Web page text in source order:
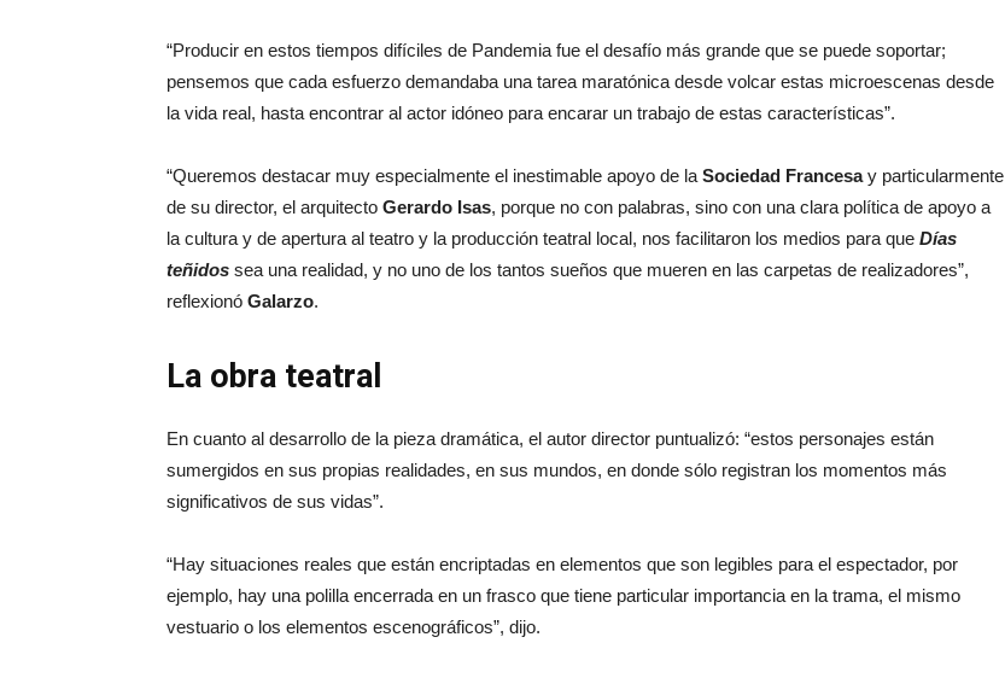
“Producir en estos tiempos difíciles de Pandemia fue el desafío más grande que se puede soportar;
pensemos que cada esfuerzo demandaba una tarea maratónica desde volcar estas microescenas desde
la vida real, hasta encontrar al actor idóneo para encarar un trabajo de estas características”.
“Queremos destacar muy especialmente el inestimable apoyo de la Sociedad Francesay particularmente
de su director, el arquitecto Gerardo Isas, porque no con palabras, sino con una clara política de apoyo a
la cultura y de apertura al teatro y la producción teatral local, nos facilitaron los medios para que Días
teñidos sea una realidad, y no uno de los tantos sueños que mueren en las carpetas de realizadores”,
reflexionó Galarzo.
La obra teatral
En cuanto al desarrollo de la pieza dramática, el autor director puntualizó: “estos personajes están
sumergidos en sus propias realidades, en sus mundos, en donde sólo registran los momentos más
significativos de sus vidas”.
“Hay situaciones reales que están encriptadas en elementos que son legibles para el espectador, por
ejemplo, hay una polilla encerrada en un frasco que tiene particular importancia en la trama, el mismo
vestuario o los elementos escenográficos”, dijo.